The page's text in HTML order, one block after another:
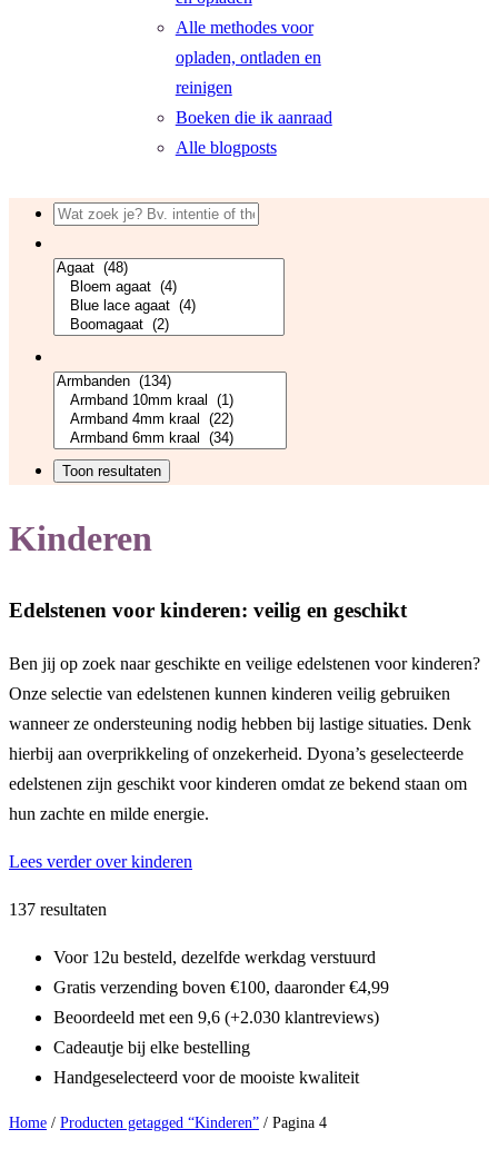
Alle methodes voor
opladen, ontladen en
reinigen
Boeken die ik aanraad
Alle blogposts
Kinderen
Edelstenen voor kinderen: veilig en geschikt
Ben jij op zoek naar geschikte en veilige edelstenen voor kinderen?
Onze selectie van edelstenen kunnen kinderen veilig gebruiken
wanneer ze ondersteuning nodig hebben bij lastige situaties. Denk
hierbij aan overprikkeling of onzekerheid. Dyona’s geselecteerde
edelstenen zijn geschikt voor kinderen omdat ze bekend staan om
hun zachte en milde energie.
Lees verder over kinderen
137 resultaten
Voor 12u besteld, dezelfde werkdag verstuurd
Gratis verzending boven €100, daaronder €4,99
Beoordeeld met een 9,6 (+2.030 klantreviews)
Cadeautje bij elke bestelling
Handgeselecteerd voor de mooiste kwaliteit
Home / Producten getagged “Kinderen” / Pagina 4